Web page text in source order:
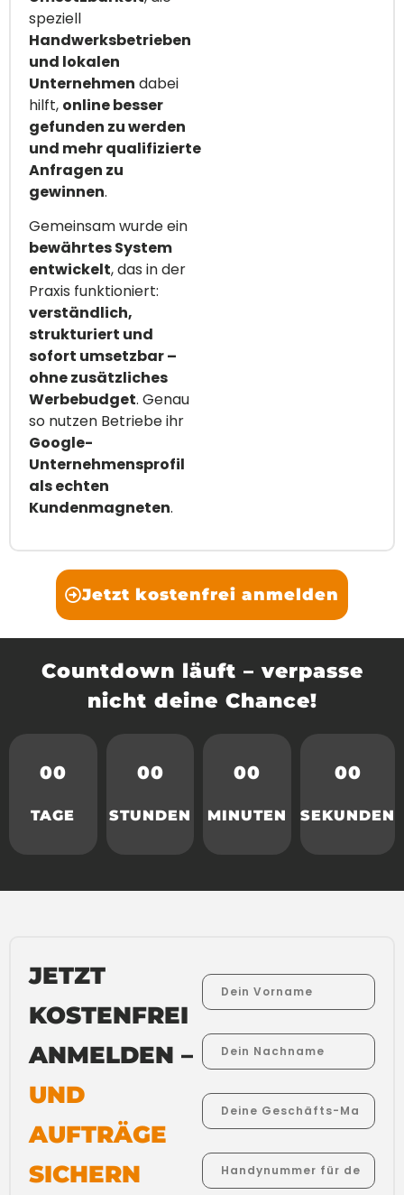
speziell
Handwerksbetrieben
und lokalen
Unternehmen dabei
hilft, online besser
gefunden zu werden
und mehr qualifizierte
Anfragen zu
gewinnen.
Gemeinsam wurde ein
bewährtes System
entwickelt, das in der
Praxis funktioniert:
verständlich,
strukturiert und
sofort umsetzbar –
ohne zusätzliches
Werbebudget. Genau
so nutzen Betriebe ihr
Google-
Unternehmensprofil
als echten
Kundenmagneten.
Jetzt kostenfrei anmelden
Countdown läuft – verpasse
nicht deine Chance!
00
TAGE
00
STUNDEN
00
MINUTEN
00
SEKUNDEN
JETZT
KOSTENFREI
ANMELDEN –
UND
AUFTRÄGE
SICHERN